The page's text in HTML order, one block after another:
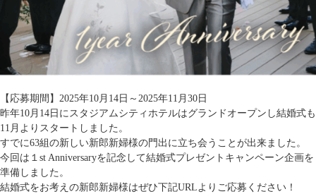
【応募期間】2025年10月14日～2025年11月30日
昨年10月14日にスタジアムシティホテルはグランドオープンし結婚式も
11月よりスタートしました。
すでに63組の新しい新郎新婦様の門出に立ち会うことが出来ました。
今回は１st Anniversaryを記念して結婚式プレゼントキャンペーン企画を
準備しました。
結婚式をお考えの新郎新婦様はぜひ下記URLよりご応募ください！